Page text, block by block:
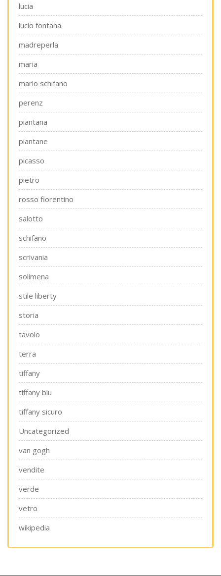
lucia
lucio fontana
madreperla
maria
mario schifano
perenz
piantana
piantane
picasso
pietro
rosso fiorentino
salotto
schifano
scrivania
solimena
stile liberty
storia
tavolo
terra
tiffany
tiffany blu
tiffany sicuro
Uncategorized
van gogh
vendite
verde
vetro
wikipedia